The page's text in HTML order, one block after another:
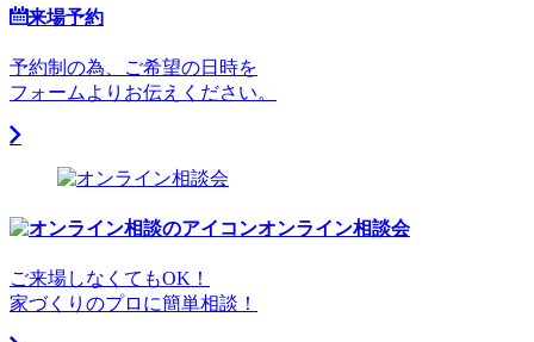
来場予約
予約制の為、ご希望の日時を
フォームよりお伝えください。
オンライン相談会
ご来場しなくてもOK！
家づくりのプロに簡単相談！